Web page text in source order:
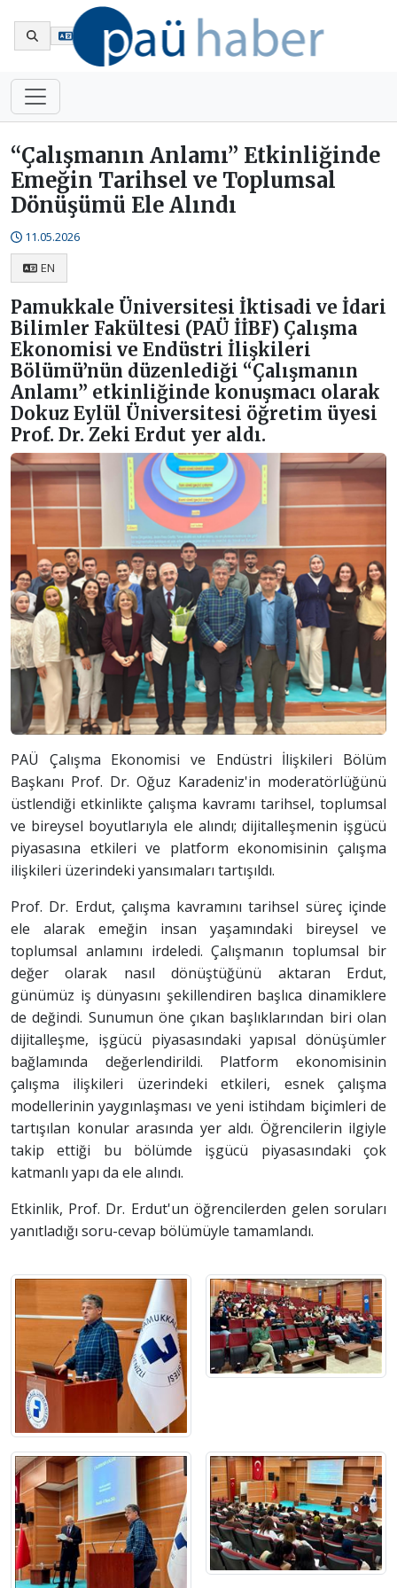
“Çalışmanın Anlamı” Etkinliğinde
Emeğin Tarihsel ve Toplumsal
Dönüşümü Ele Alındı
11.05.2026
EN
Pamukkale Üniversitesi İktisadi ve İdari
Bilimler Fakültesi (PAÜ İİBF) Çalışma
Ekonomisi ve Endüstri İlişkileri
Bölümü’nün düzenlediği “Çalışmanın
Anlamı” etkinliğinde konuşmacı olarak
Dokuz Eylül Üniversitesi öğretim üyesi
Prof. Dr. Zeki Erdut yer aldı.
PAÜ Çalışma Ekonomisi ve Endüstri İlişkileri Bölüm
Başkanı Prof. Dr. Oğuz Karadeniz'in moderatörlüğünü
üstlendiği etkinlikte çalışma kavramı tarihsel, toplumsal
ve bireysel boyutlarıyla ele alındı; dijitalleşmenin işgücü
piyasasına etkileri ve platform ekonomisinin çalışma
ilişkileri üzerindeki yansımaları tartışıldı.
Prof. Dr. Erdut, çalışma kavramını tarihsel süreç içinde
ele alarak emeğin insan yaşamındaki bireysel ve
toplumsal anlamını irdeledi. Çalışmanın toplumsal bir
değer olarak nasıl dönüştüğünü aktaran Erdut,
günümüz iş dünyasını şekillendiren başlıca dinamiklere
de değindi. Sunumun öne çıkan başlıklarından biri olan
dijitalleşme, işgücü piyasasındaki yapısal dönüşümler
bağlamında değerlendirildi. Platform ekonomisinin
çalışma ilişkileri üzerindeki etkileri, esnek çalışma
modellerinin yaygınlaşması ve yeni istihdam biçimleri de
tartışılan konular arasında yer aldı. Öğrencilerin ilgiyle
takip ettiği bu bölümde işgücü piyasasındaki çok
katmanlı yapı da ele alındı.
Etkinlik, Prof. Dr. Erdut'un öğrencilerden gelen soruları
yanıtladığı soru-cevap bölümüyle tamamlandı.